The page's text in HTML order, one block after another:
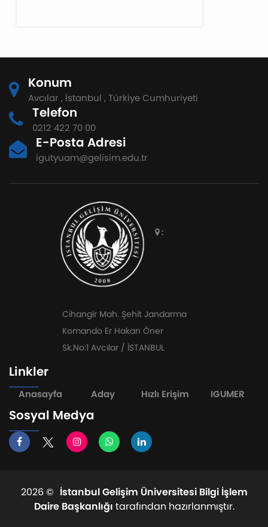
Konum
Avcılar , İstanbul , Türkiye Cumhuriyeti
Telefon
0212 422 70 00
E-Posta Adresi
igutyuam@gelisim.edu.tr
:
Cihangir Mah. Şehit Jandarma
Komando Er Hakan Öner
Sk.No:1 Avcılar / İSTANBUL
Linkler
Anasayfa Aday Hızlı Erişim IGUMER
Sosyal Medya
2026 © İstanbul Gelişim Üniversitesi Bilgi İşlem
Daire Başkanlığı tarafından hazırlanmıştır.